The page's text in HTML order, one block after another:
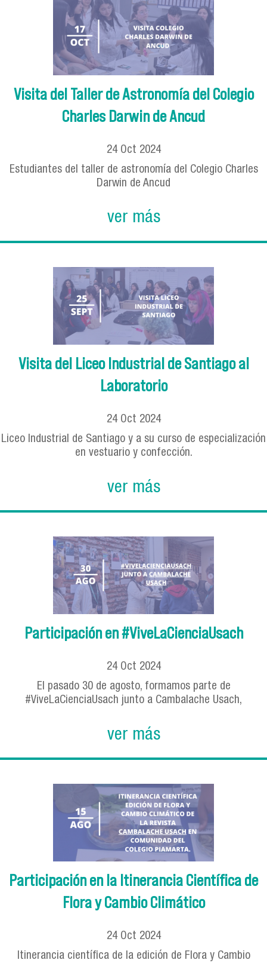
Visita del Taller de Astronomía del Colegio
Charles Darwin de Ancud
24 Oct 2024
Estudiantes del taller de astronomía del Colegio Charles
Darwin de Ancud
ver más
Visita del Liceo Industrial de Santiago al
Laboratorio
24 Oct 2024
Liceo Industrial de Santiago y a su curso de especialización
en vestuario y confección.
ver más
Participación en #ViveLaCienciaUsach
24 Oct 2024
El pasado 30 de agosto, formamos parte de
#ViveLaCienciaUsach junto a Cambalache Usach,
ver más
Participación en la Itinerancia Científica de
Flora y Cambio Climático
24 Oct 2024
Itinerancia científica de la edición de Flora y Cambio